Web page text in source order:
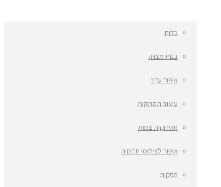
כלות
בנות מצווה
איפור ערב
עיצוב תסרוקות
תסרוקות צמות
איפור לצילומי תדמית
הפקות